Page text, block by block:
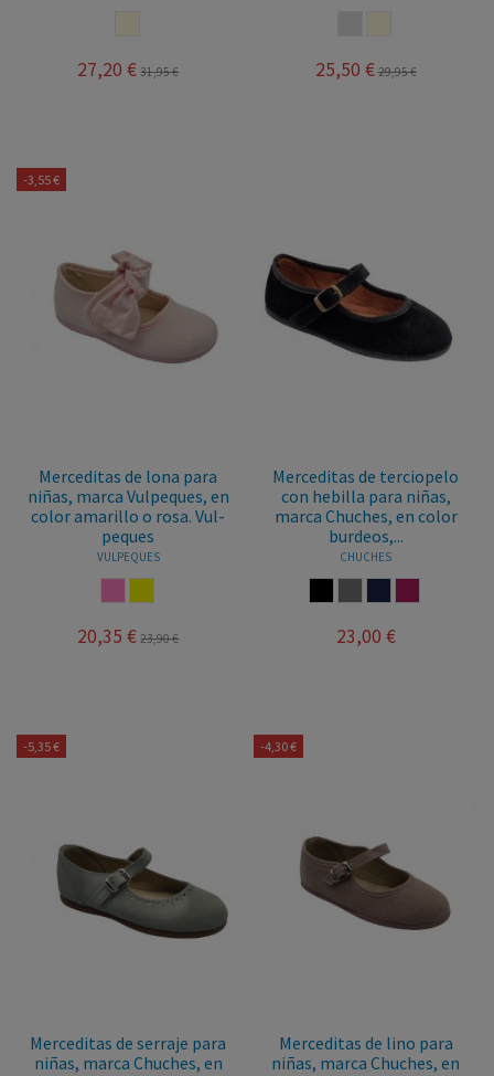
27,20 € 31,95 € 25,50 € 29,95 €
-3,55 €
Merceditas de lona para
niñas, marca Vulpeques, en
color amarillo o rosa. Vul-
peques
VULPEQUES
20,35 € 23,90 €
Merceditas de terciopelo
con hebilla para niñas,
marca Chuches, en color
burdeos,...
CHUCHES
23,00 €
-5,35 €
Merceditas de serraje para
niñas, marca Chuches, en
-4,30 €
Merceditas de lino para
niñas, marca Chuches, en